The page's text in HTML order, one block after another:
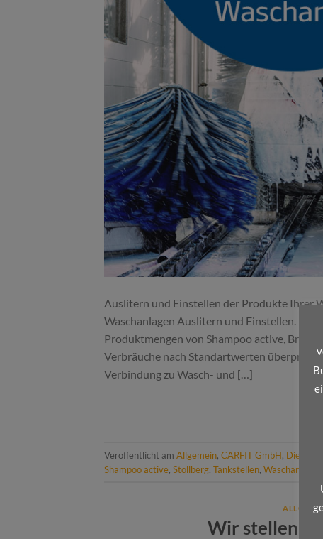
Auslitern und Einstellen der Produkte Ihrer
Waschanlagen Auslitern und Einstellen.
Produktmengen von Shampoo active,
Verbräuche nach Standartwerten überprüft
Verbindung zu Wasch- und […]
Veröffentlicht am Allgemein, CARFIT GmbH,
Shampoo active, Stollberg, Tankstellen, Waschanlagen
Wir stellen